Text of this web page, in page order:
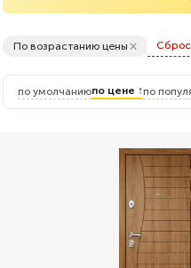
По возрастанию цены ×
по умолчаниюпо цене ↑по